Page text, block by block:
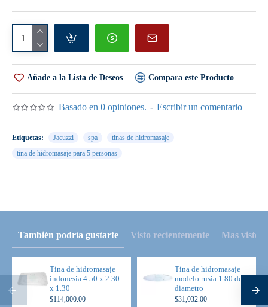
----------------------------------------------------------------------------------------
Incluye:
6 Hidrojet de alto flujo con regulación de presión
12 Minijet cromados
10 Salidas blower
2 Lamparas de cromoterapia led de 12v.
1.5 hp. 100% silenciosa, con descarga al 100% en poliprileno (
no se pica, no se oxida, no contamina el agua. ) 120v.
1 Motor blower
5 Almohadillas.
1 Filtro cartucho
Basado en 0 opiniones. - Escribir un comentario
Añade a la Lista de Deseos Compara este Producto
Etiquetas: Jacuzzi spa
tinas de hidromasaje
tina de hidromasaje para 5 personas
También podría gustarte Visto recientemente Mas visto
Tina de hidromasaje
indonesia 4.50 x 2.30
x 1.30
$114,000.00
Tina de hidromasaje
modelo rusia 1.80 de
diametro
$31,032.00